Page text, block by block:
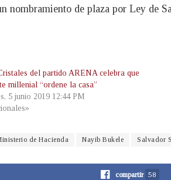
nombramiento de plaza por Ley de
del partido ARENA celebra que
millenial “ordene la casa”
5 junio 2019 12:44 PM
de Hacienda Nayib Bukele Salvador
compartir 58